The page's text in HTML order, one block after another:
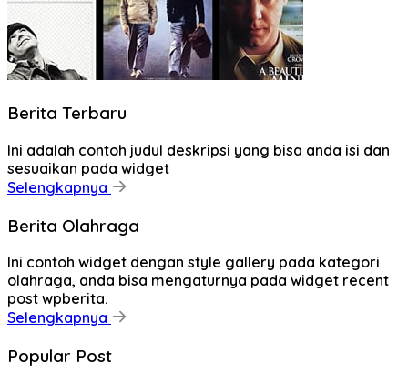
Berita Terbaru
Ini adalah contoh judul deskripsi yang bisa anda isi dan
sesuaikan pada widget
Selengkapnya
Berita Olahraga
Ini contoh widget dengan style gallery pada kategori
olahraga, anda bisa mengaturnya pada widget recent
post wpberita.
Selengkapnya
Popular Post